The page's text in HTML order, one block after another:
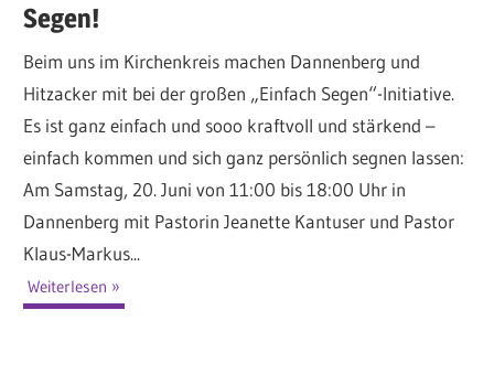
Segen!
Beim uns im Kirchenkreis machen Dannenberg und
Hitzacker mit bei der großen „Einfach Segen“-Initiative.
Es ist ganz einfach und sooo kraftvoll und stärkend –
einfach kommen und sich ganz persönlich segnen lassen:
Am Samstag, 20. Juni von 11:00 bis 18:00 Uhr in
Dannenberg mit Pastorin Jeanette Kantuser und Pastor
Klaus-Markus...
Weiterlesen